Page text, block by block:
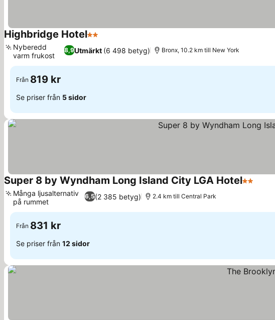
Highbridge Hotel2 Stjärnor
8,9Utmärkt (6 498 betyg)
Nyberedd
varm frukost
Bronx, 10.2 km till New York
Från 819 kr
Se priser från 5 sidor
Super 8 by Wyndham Long Island City LGA Hotel2 Stjärnor
6,5(2 385 betyg)
Många ljusalternativ
på rummet
2.4 km till Central Park
Från 831 kr
Se priser från 12 sidor